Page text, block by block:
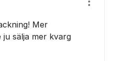
Mer
sälja mer kvarg
Visa/dölj